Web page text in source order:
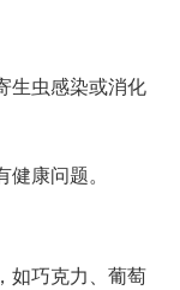
生虫感染或消化
康问题。
如巧克力、葡萄